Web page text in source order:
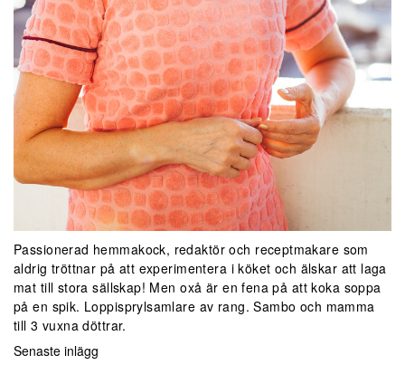
Passionerad hemmakock, redaktör och receptmakare som
aldrig tröttnar på att experimentera i köket och älskar att laga
mat till stora sällskap! Men oxå är en fena på att koka soppa
på en spik. Loppisprylsamlare av rang. Sambo och mamma
till 3 vuxna döttrar.
Senaste inlägg